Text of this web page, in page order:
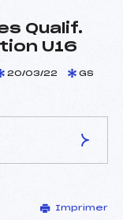
Qualif.
U16
20/03/22 GS
OLIVIER (DA)
Imprimer